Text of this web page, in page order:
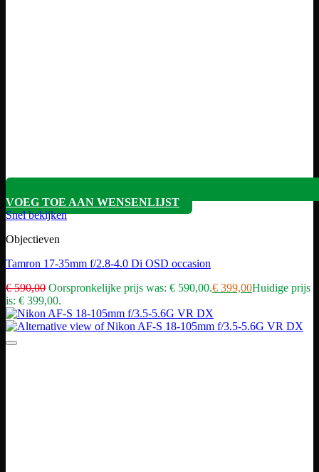
VOEG TOE AAN WENSENLIJST
Snel bekijken
Objectieven
Tamron 17-35mm f/2.8-4.0 Di OSD occasion
€590,00 Oorspronkelijke prijs was: € 590,00.€ 399,00Huidige prijs
is: € 399,00.